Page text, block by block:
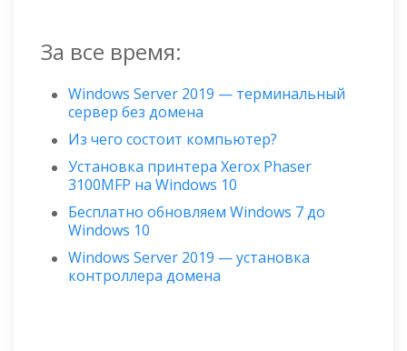
За все время:
Windows Server 2019 — терминальный
сервер без домена
Из чего состоит компьютер?
Установка принтера Xerox Phaser
3100MFP на Windows 10
Бесплатно обновляем Windows 7 до
Windows 10
Windows Server 2019 — установка
контроллера домена